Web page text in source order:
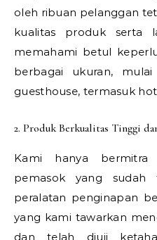
oleh ribuan pelanggan
kualitas produk serta
memahami betul
berbagai ukuran,
guesthouse, termasuk
2. Produk Berkualitas Tinggi
Kami hanya
pemasok yang sudah
peralatan penginapan
yang kami tawarkan
dan telah diuji